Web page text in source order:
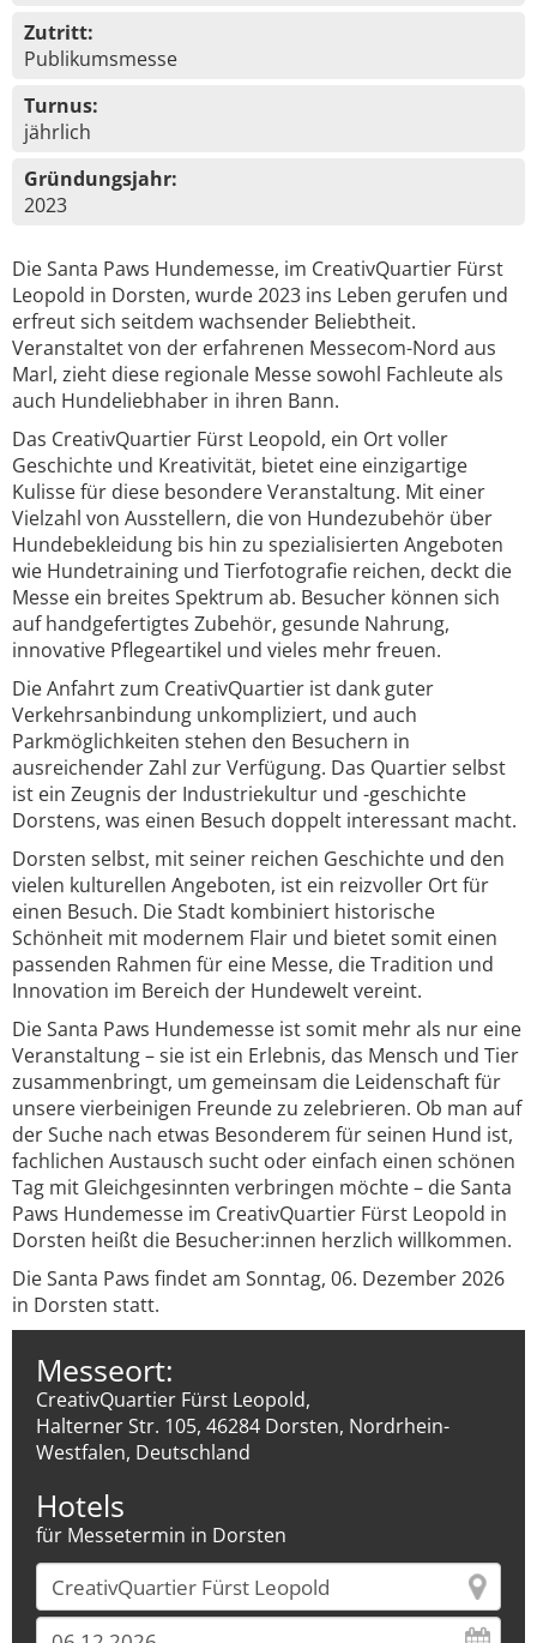
Zutritt:
Publikumsmesse
Turnus:
jährlich
Gründungsjahr:
2023
Die Santa Paws Hundemesse, im CreativQuartier Fürst
Leopold in Dorsten, wurde 2023 ins Leben gerufen und
erfreut sich seitdem wachsender Beliebtheit.
Veranstaltet von der erfahrenen Messecom-Nord aus
Marl, zieht diese regionale Messe sowohl Fachleute als
auch Hundeliebhaber in ihren Bann.
Das CreativQuartier Fürst Leopold, ein Ort voller
Geschichte und Kreativität, bietet eine einzigartige
Kulisse für diese besondere Veranstaltung. Mit einer
Vielzahl von Ausstellern, die von Hundezubehör über
Hundebekleidung bis hin zu spezialisierten Angeboten
wie Hundetraining und Tierfotografie reichen, deckt die
Messe ein breites Spektrum ab. Besucher können sich
auf handgefertigtes Zubehör, gesunde Nahrung,
innovative Pflegeartikel und vieles mehr freuen.
Die Anfahrt zum CreativQuartier ist dank guter
Verkehrsanbindung unkompliziert, und auch
Parkmöglichkeiten stehen den Besuchern in
ausreichender Zahl zur Verfügung. Das Quartier selbst
ist ein Zeugnis der Industriekultur und -geschichte
Dorstens, was einen Besuch doppelt interessant macht.
Dorsten selbst, mit seiner reichen Geschichte und den
vielen kulturellen Angeboten, ist ein reizvoller Ort für
einen Besuch. Die Stadt kombiniert historische
Schönheit mit modernem Flair und bietet somit einen
passenden Rahmen für eine Messe, die Tradition und
Innovation im Bereich der Hundewelt vereint.
Die Santa Paws Hundemesse ist somit mehr als nur eine
Veranstaltung – sie ist ein Erlebnis, das Mensch und Tier
zusammenbringt, um gemeinsam die Leidenschaft für
unsere vierbeinigen Freunde zu zelebrieren. Ob man auf
der Suche nach etwas Besonderem für seinen Hund ist,
fachlichen Austausch sucht oder einfach einen schönen
Tag mit Gleichgesinnten verbringen möchte – die Santa
Paws Hundemesse im CreativQuartier Fürst Leopold in
Dorsten heißt die Besucher:innen herzlich willkommen.
Die Santa Paws findet am Sonntag, 06. Dezember 2026
in Dorsten statt.
Messeort:
CreativQuartier Fürst Leopold,
Halterner Str. 105, 46284 Dorsten, Nordrhein-
Westfalen, Deutschland
Hotels
für Messetermin in Dorsten